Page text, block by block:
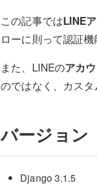
この記事ではLINE
ローに則って認証機
また、LINEのアカ
のではなく、カスタ
バージョン
Django 3.1.5